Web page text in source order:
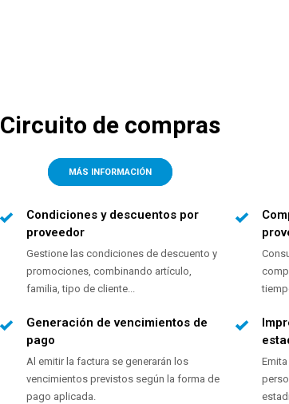
Circuito de compras
MÁS INFORMACIÓN
Condiciones y descuentos por
proveedor
Gestione las condiciones de descuento y
promociones, combinando artículo,
familia, tipo de cliente...
Generación de vencimientos de
pago
Al emitir la factura se generarán los
vencimientos previstos según la forma de
pago aplicada.